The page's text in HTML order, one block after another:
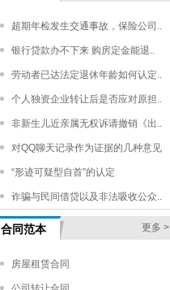
超期年检发生交通事故，保险公司..
银行贷款办不下来 购房定金能退..
劳动者已达法定退休年龄如何认定..
个人独资企业转让后是否应对原担..
非新生儿近亲属无权诉请撤销《出..
对QQ聊天记录作为证据的几种意见
“形迹可疑型自首”的认定
诈骗与民间借贷以及非法吸收公众..
合同范本 更多 >
房屋租赁合同